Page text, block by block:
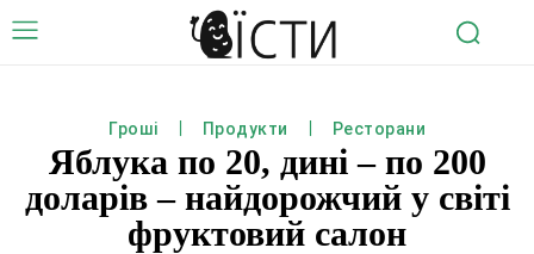
Гроші Продукти Ресторани
Яблука по 20, дині – по 200
доларів – найдорожчий у світі
фруктовий салон